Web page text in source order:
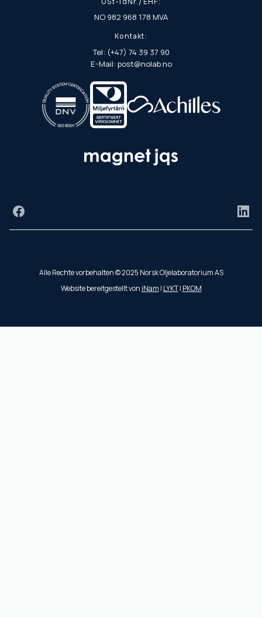
NO 982 968 178 MVA
Kontakt:
Tel: (+47) 74 39 37 90
E-Mail: post@nolab.no
Facebook
Alle Rechte vorbehalten © 2025 Norsk Oljelaboratorium AS
Website bereitgestellt von iNam | LYKT| PKOM